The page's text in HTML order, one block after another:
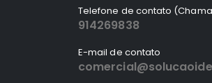
Telefone de contato
914269838
E-mail de contato